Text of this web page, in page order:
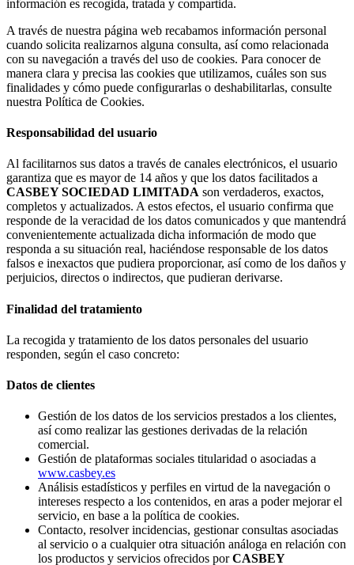
información es recogida, tratada y compartida.
A través de nuestra página web recabamos información personal
cuando solicita realizarnos alguna consulta, así como relacionada
con su navegación a través del uso de cookies. Para conocer de
manera clara y precisa las cookies que utilizamos, cuáles son sus
finalidades y cómo puede configurarlas o deshabilitarlas, consulte
nuestra Política de Cookies.
Responsabilidad del usuario
Al facilitarnos sus datos a través de canales electrónicos, el usuario
garantiza que es mayor de 14 años y que los datos facilitados a
CASBEY SOCIEDAD LIMITADA son verdaderos, exactos,
completos y actualizados. A estos efectos, el usuario confirma que
responde de la veracidad de los datos comunicados y que mantendrá
convenientemente actualizada dicha información de modo que
responda a su situación real, haciéndose responsable de los datos
falsos e inexactos que pudiera proporcionar, así como de los daños y
perjuicios, directos o indirectos, que pudieran derivarse.
Finalidad del tratamiento
La recogida y tratamiento de los datos personales del usuario
responden, según el caso concreto:
Datos de clientes
Gestión de los datos de los servicios prestados a los clientes,
así como realizar las gestiones derivadas de la relación
comercial.
Gestión de plataformas sociales titularidad o asociadas a
www.casbey.es
Análisis estadísticos y perfiles en virtud de la navegación o
intereses respecto a los contenidos, en aras a poder mejorar el
servicio, en base a la política de cookies.
Contacto, resolver incidencias, gestionar consultas asociadas
al servicio o a cualquier otra situación análoga en relación con
los productos y servicios ofrecidos porCASBEY